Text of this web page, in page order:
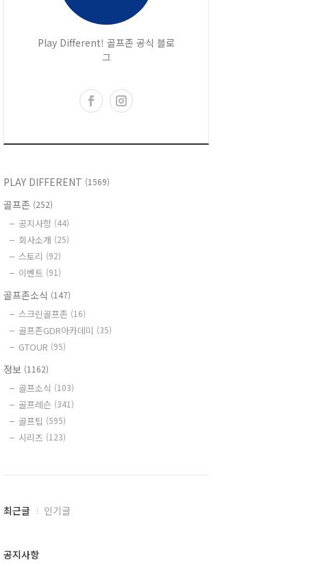
Play Different! 골프존 공식 블로
그
PLAY DIFFERENT (1569)
골프존 (252)
공지사항 (44)
회사소개 (25)
스토리 (92)
이벤트 (91)
골프존소식 (147)
스크린골프존 (16)
골프존GDR아카데미 (35)
GTOUR (95)
정보 (1162)
골프소식 (103)
골프레슨 (341)
골프팁 (595)
시리즈 (123)
최
과
최근글 인기글
공지사항